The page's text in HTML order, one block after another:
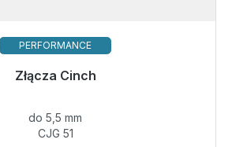
PERFORMANCE
Złącza Cinchwysyłki, czas dostawy
10,49 €
do 5,5 mm
CJG 51